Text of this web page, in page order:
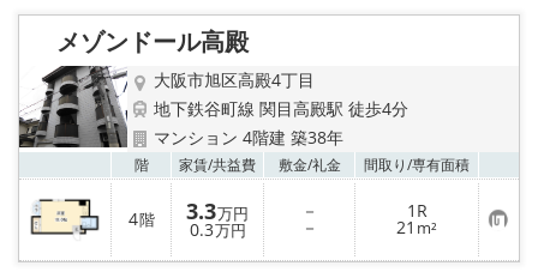
り
メゾンドール高殿
大阪市旭区高殿4丁目
地下鉄谷町線 関目高殿駅 徒歩4分
マンション 4階建 築38年
階 家賃/共益費 敷金/礼金 間取り/専有面積
4階 3.3万円
0.3万円
－
－
1R
21 m² お
気
に